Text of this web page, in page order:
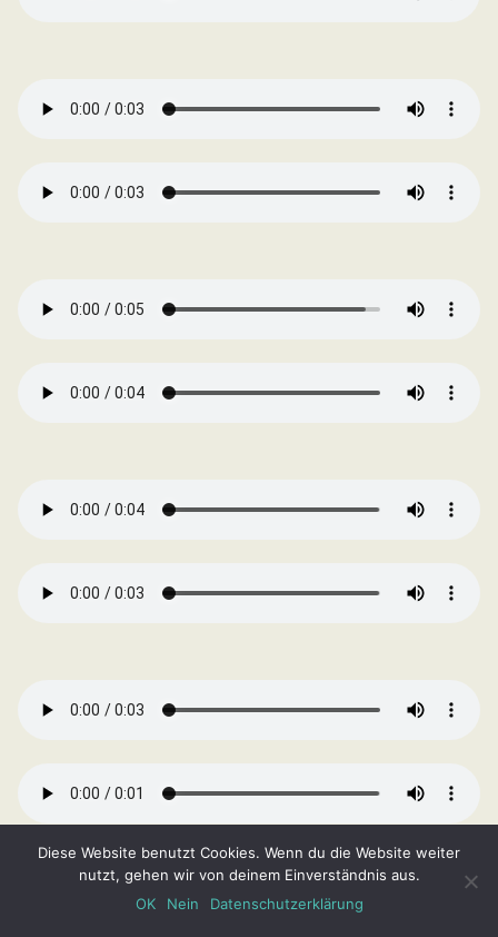
Diese Website benutzt Cookies. Wenn du die Website weiter
nutzt, gehen wir von deinem Einverständnis aus.
OK
Nein Datenschutzerklärung